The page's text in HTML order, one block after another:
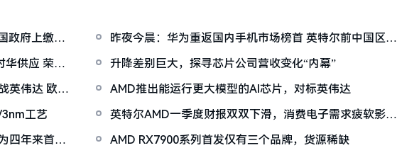
政府上缴
昨夜今晨：华为重返国内手机市场榜首 英特尔前中国区总
裁杨旭加盟AMD
华供应 荣耀
升降差别巨大，探寻芯片公司营收变化“内幕”
英伟达 欧盟
AMD推出能运行更大模型的AI芯片，对标英伟达
工艺
英特尔AMD一季度财报双双下滑，消费电子需求疲软影响
四年来首次
AMD RX7900系列首发仅有三个品牌，货源稀缺